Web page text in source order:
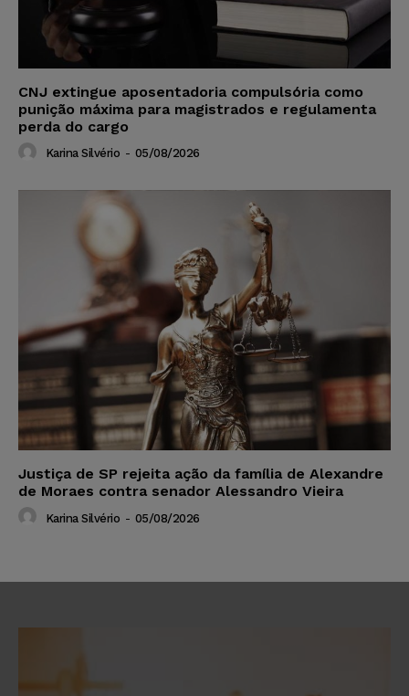
CNJ extingue aposentadoria compulsória como
punição máxima para magistrados e regulamenta
perda do cargo
Karina Silvério - 05/08/2026
Justiça de SP rejeita ação da família de Alexandre
de Moraes contra senador Alessandro Vieira
Karina Silvério - 05/08/2026